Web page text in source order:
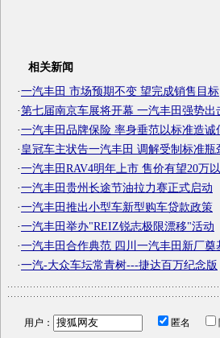
相关新闻
·一汽丰田 市场预期不变 望完成销售目标
·第七届南京车展将开幕 一汽丰田强势出
·一汽丰田品牌保险 率身垂范以标准造诚
·皇冠车主状告一汽丰田 调解受制标准瓶
·一汽丰田RAV4明年上市 售价有望20万
·一汽丰田贵州长途节油拉力赛正式启动
·一汽丰田推出小型车新型购车贷款政策
·一汽丰田举办"REIZ锐志极限漂移"活动
·一汽丰田合作典范 四川一汽丰田新厂奠
·一汽-大众车坛常青树---捷达百万纪念版
用户： 匿名